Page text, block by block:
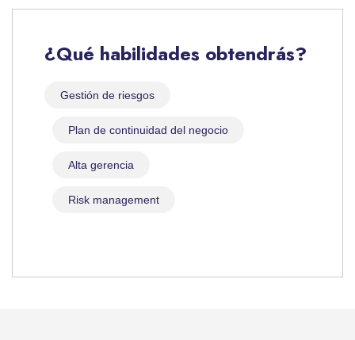
¿Qué habilidades obtendrás?
Gestión de riesgos
Plan de continuidad del negocio
Alta gerencia
Risk management